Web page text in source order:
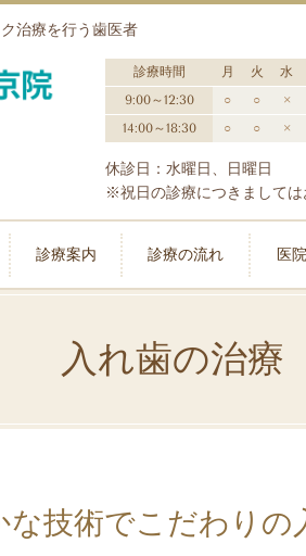
治療を行う歯医者
診療時間 月 火 水
9:00～12:30
○ ○ ×
14:00～18:30
○ ○ ×
休診日：水曜日、日曜日
※祝日の診療につきまして
診療案内 診療の流れ 医
入れ歯の治療
な技術でこだわりの